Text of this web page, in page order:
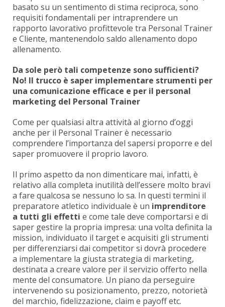
basato su un sentimento di stima reciproca, sono
requisiti fondamentali per intraprendere un
rapporto lavorativo profittevole tra Personal Trainer
e Cliente, mantenendolo saldo allenamento dopo
allenamento.
Da sole però tali competenze sono sufficienti?
No! Il trucco è saper implementare strumenti per
una comunicazione efficace e per il personal
marketing del Personal Trainer
Come per qualsiasi altra attività al giorno d’oggi
anche per il Personal Trainer è necessario
comprendere l’importanza del sapersi proporre e del
saper promuovere il proprio lavoro.
Il primo aspetto da non dimenticare mai, infatti, è
relativo alla completa inutilità dell’essere molto bravi
a fare qualcosa se nessuno lo sa. In questi termini il
preparatore atletico individuale è un imprenditore
a tutti gli effetti e come tale deve comportarsi e di
saper gestire la propria impresa: una volta definita la
mission, individuato il target e acquisiti gli strumenti
per differenziarsi dai competitor si dovrà procedere
a implementare la giusta strategia di marketing,
destinata a creare valore per il servizio offerto nella
mente del consumatore. Un piano da perseguire
intervenendo su posizionamento, prezzo, notorietà
del marchio, fidelizzazione, claim e payoff etc.